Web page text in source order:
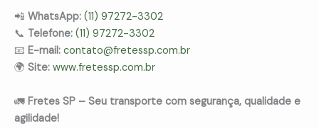
📲 WhatsApp: (11) 97272-3302
📞 Telefone: (11) 97272-3302
📧 E-mail: contato@fretessp.com.br
🌍 Site: www.fretessp.com.br
🚛 Fretes SP – Seu transporte com segurança, qualidade e
agilidade!